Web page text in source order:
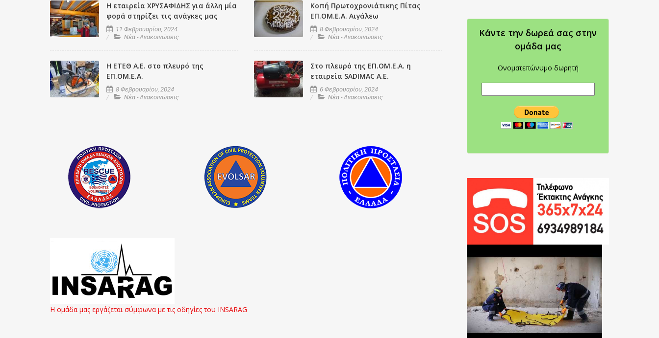
Η εταιρεία ΧΡΥΣΑΦΙΔΗΣ για άλλη μία
φορά στηρίζει τις ανάγκες μας
11 Φεβρουαρίου, 2024
Νέα - Ανακοινώσεις
Η ΕΤΕΘ A.E. στο πλευρό της
ΕΠ.ΟΜ.Ε.Α.
8 Φεβρουαρίου, 2024
Νέα - Ανακοινώσεις
Κοπή Πρωτοχρονιάτικης Πίτας
ΕΠ.ΟΜ.Ε.Α. Αιγάλεω
8 Φεβρουαρίου, 2024
Νέα - Ανακοινώσεις
Στο πλευρό της ΕΠ.ΟΜ.Ε.Α. η
εταιρεία SADIMAC A.E.
6 Φεβρουαρίου, 2024
Νέα - Ανακοινώσεις
Η ομάδα μας εργάζεται σύμφωνα με τις οδηγίες του INSARAG
Κάντε την δωρεά σας στην
oμάδα μας
Ονοματεπώνυμο δωρητή